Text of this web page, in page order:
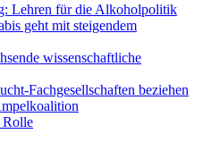
Lehren für die Alkoholpolitik
geht mit steigendem
wissenschaftliche
Fachgesellschaften beziehen
Rolle